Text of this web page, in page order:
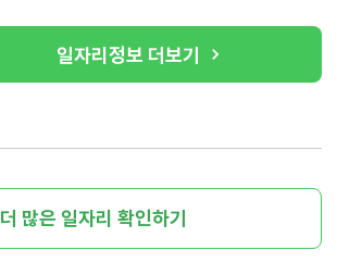
일자리정보 더보기
더 많은 일자리 확인하기